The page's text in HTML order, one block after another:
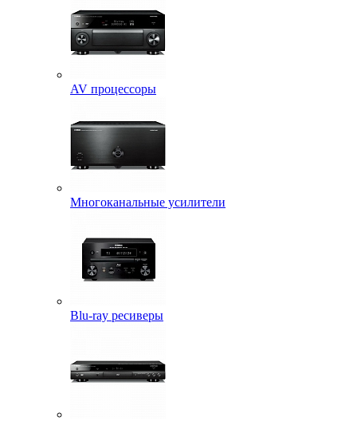
AV процессоры
Многоканальные усилители
Blu-ray ресиверы